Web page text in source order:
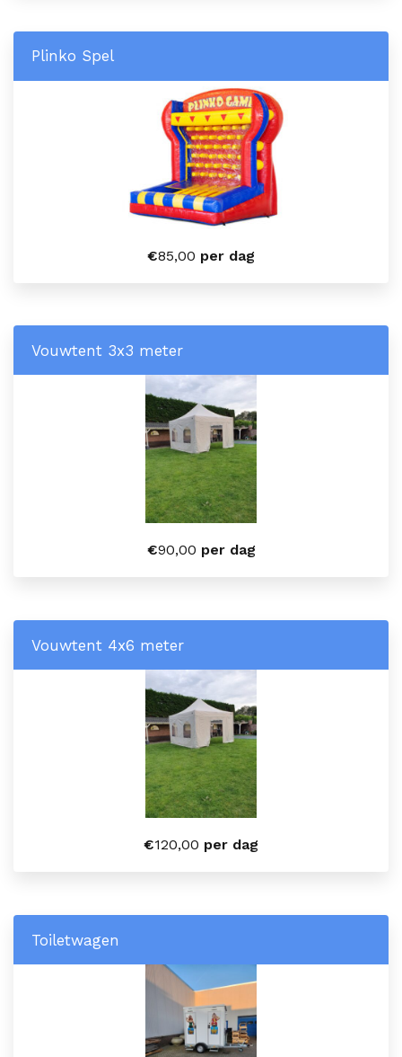
Plinko Spel
€85,00 per dag
Vouwtent 3x3 meter
€90,00 per dag
Vouwtent 4x6 meter
€120,00 per dag
Toiletwagen